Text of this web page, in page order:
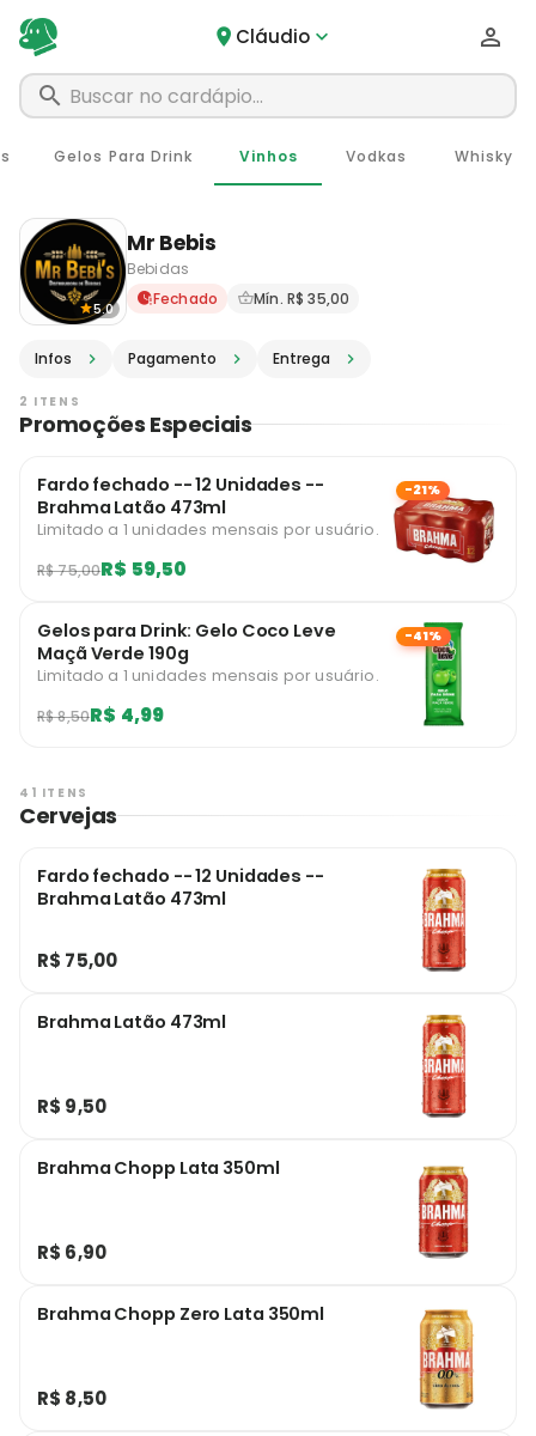
Cláudio
5.0
Mr Bebis
Bebidas
Delivery em Cláudio - MG
Fechado Mín. R$ 35,00
Infos Pagamento Entrega
Gelos Para Drink Vinhos Vodkas Whisky
2 ITENS
Promoções Especiais
Fardo fechado -- 12 Unidades --
Brahma Latão 473ml
Limitado a 1 unidades mensais por usuário.
R$ 75,00R$ 59,50
-21%
Gelos para Drink: Gelo Coco Leve
Maçã Verde 190g
Limitado a 1 unidades mensais por usuário.
R$ 8,50R$ 4,99
-41%
41 ITENS
Cervejas
Fardo fechado -- 12 Unidades --
Brahma Latão 473ml
R$ 75,00
Brahma Latão 473ml
R$ 9,50
Brahma Chopp Lata 350ml
R$ 6,90
Brahma Chopp Zero Lata 350ml
R$ 8,50